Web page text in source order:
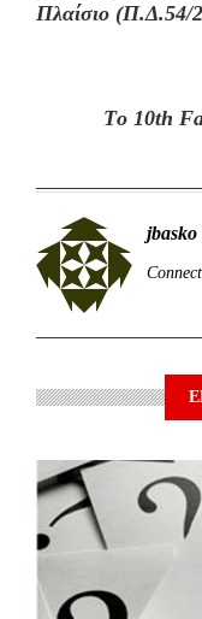
Πλαίσιο (Π.Δ.54/
Tο 10th
jbasko